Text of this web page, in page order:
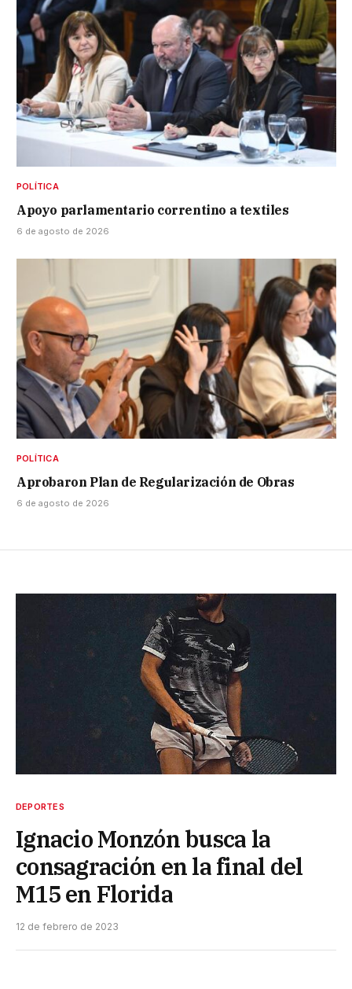
POLÍTICA
Apoyo parlamentario correntino a textiles
6 de agosto de 2026
POLÍTICA
Aprobaron Plan de Regularización de Obras
6 de agosto de 2026
DEPORTES
Ignacio Monzón busca la
consagración en la final del
M15 en Florida
12 de febrero de 2023